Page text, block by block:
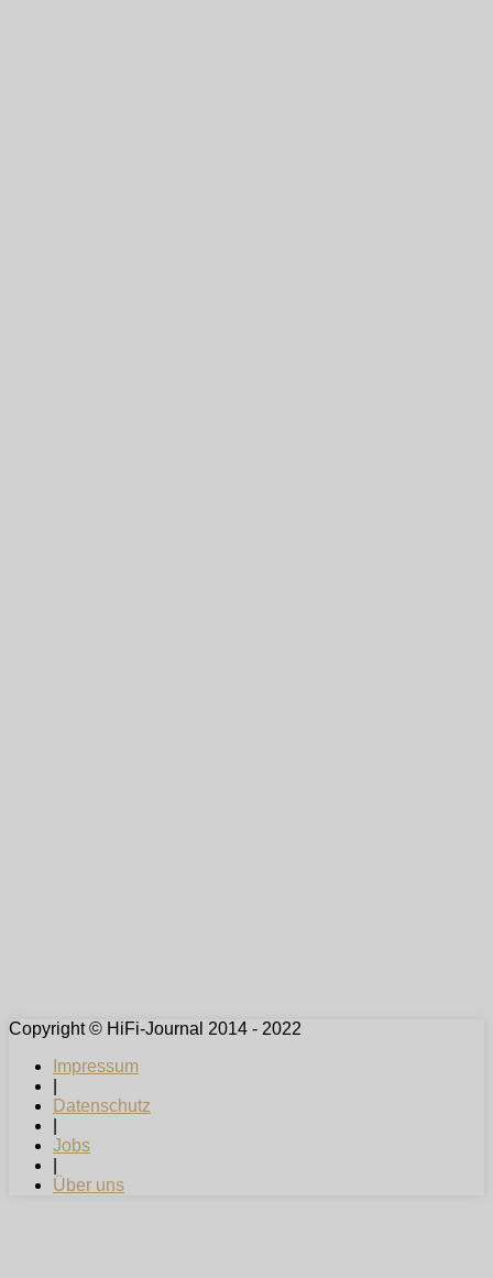
Copyright © HiFi-Journal 2014 - 2022
Impressum
Datenschutz
Jobs
Über uns